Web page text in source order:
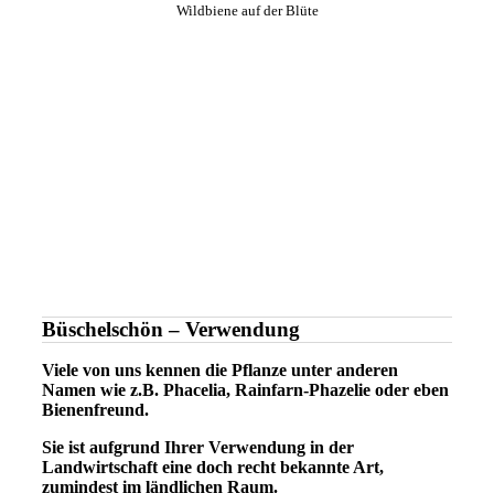
Wildbiene auf der Blüte
Büschelschön – Verwendung
Viele von uns kennen die Pflanze unter anderen
Namen wie z.B. Phacelia, Rainfarn-Phazelie oder eben
Bienenfreund.
Sie ist aufgrund Ihrer Verwendung in der
Landwirtschaft eine doch recht bekannte Art,
zumindest im ländlichen Raum.